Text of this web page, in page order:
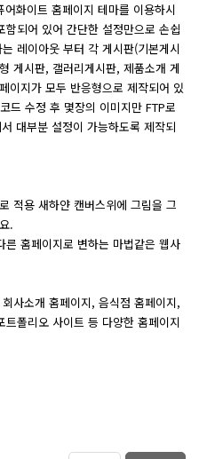
화이트 홈페이지 테마를 이용하시
되어 있어 간단한 설정만으로 손쉽
레이아웃 부터 각 게시판(기본게시
게시판, 갤러리게시판, 제품소개 게
이지가 모두 반응형으로 제작되어 있
드 수정 후 몇장의 이미지만 FTP로
대부분 설정이 가능하도록 제작되
적용 새하얀 캔버스위에 그림을 그
.
홈페이지로 변하는 마법같은 웹사
사소개 홈페이지, 음식점 홈페이지,
폴리오 사이트 등 다양한 홈페이지